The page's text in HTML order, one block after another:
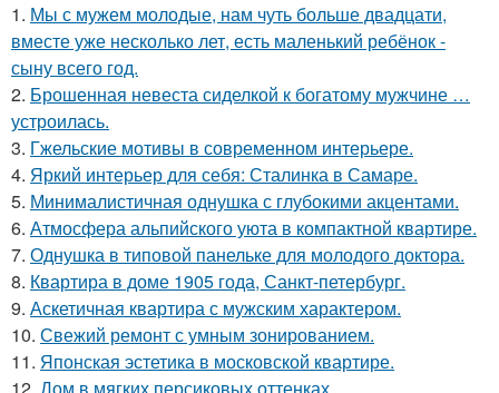
1. Мы с мужем молодые, нам чуть больше двадцати,
вместе уже несколько лет, есть маленький ребёнок -
сыну всего год.
2. Брошенная невеста сиделкой к богатому мужчине …
устроилась.
3. Гжельские мотивы в современном интерьере.
4. Яркий интерьер для себя: Сталинка в Самаре.
5. Минималистичная однушка с глубокими акцентами.
6. Атмосфера альпийского уюта в компактной квартире.
7. Однушка в типовой панельке для молодого доктора.
8. Квартира в доме 1905 года, Санкт-петербург.
9. Аскетичная квартира с мужским характером.
10. Свежий ремонт с умным зонированием.
11. Японская эстетика в московской квартире.